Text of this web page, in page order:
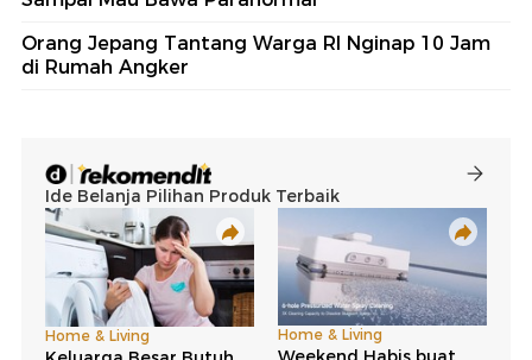
Orang Jepang Tantang Warga RI Nginap 10 Jam
di Rumah Angker